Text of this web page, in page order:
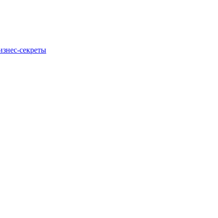
секреты